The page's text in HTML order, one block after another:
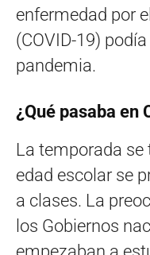
enfermedad por
(COVID-19)
pandemia.
¿Qué pasaba en
La temporada se
edad escolar se
a clases. La
los Gobiernos